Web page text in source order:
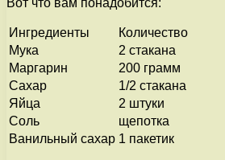
Ингредиенты
Количество
Мука
2 стакана
Маргарин
200 грамм
Сахар
1/2 стакана
Яйца
2 штуки
Соль
щепотка
Ванильный сахар 1 пакетик